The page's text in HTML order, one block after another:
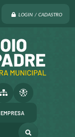
LOGIN / CADASTRO
EMPRESA